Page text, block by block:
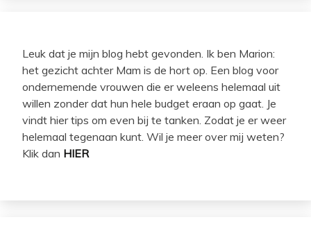
Leuk dat je mijn blog hebt gevonden. Ik ben Marion:
het gezicht achter Mam is de hort op. Een blog voor
ondernemende vrouwen die er weleens helemaal uit
willen zonder dat hun hele budget eraan op gaat. Je
vindt hier tips om even bij te tanken. Zodat je er weer
helemaal tegenaan kunt. Wil je meer over mij weten?
Klik dan HIER